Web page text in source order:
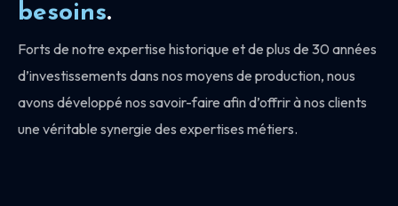
besoins.
Forts de notre expertise historique et de plus de 30 années
d’investissements dans nos moyens de production, nous
avons développé nos savoir-faire afin d’offrir à nos clients
une véritable synergie des expertises métiers.